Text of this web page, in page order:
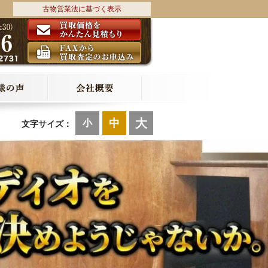
古物営業法に基づく表示
文字サイズ： 小 中 大